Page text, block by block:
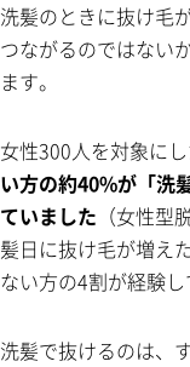
洗髪のときに抜け毛
つながるのではない
ます。
女性300人を対象にし
い方の約40%が「洗
ていました （女性
髪日に抜け毛が増え
ない方の4割が経験し
洗髪で抜けるのは、